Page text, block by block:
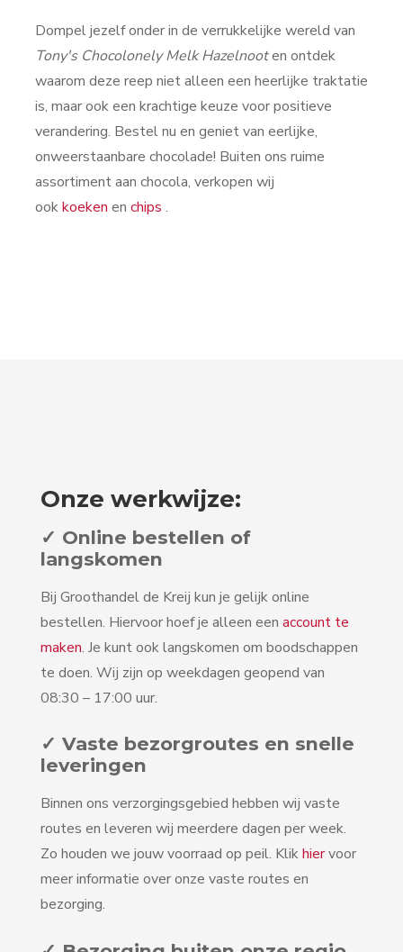
Dompel jezelf onder in de verrukkelijke wereld van
Tony's Chocolonely Melk Hazelnooten ontdek
waarom deze reep niet alleen een heerlijke traktatie
is, maar ook een krachtige keuze voor positieve
verandering. Bestel nu en geniet van eerlijke,
onweerstaanbare chocolade! Buiten ons ruime
assortiment aan chocola, verkopen wij
ookkoeken en chips .
Onze werkwijze:
✓ Online bestellen of
langskomen
Bij Groothandel de Kreij kun je gelijk online
bestellen. Hiervoor hoef je alleen een account te
maken. Je kunt ook langskomen om boodschappen
te doen. Wij zijn op weekdagen geopend van
08:30 – 17:00 uur.
✓ Vaste bezorgroutes en snelle
leveringen
Binnen ons verzorgingsgebied hebben wij vaste
routes en leveren wij meerdere dagen per week.
Zo houden we jouw voorraad op peil. Klikhiervoor
meer informatie over onze vaste routes en
bezorging.